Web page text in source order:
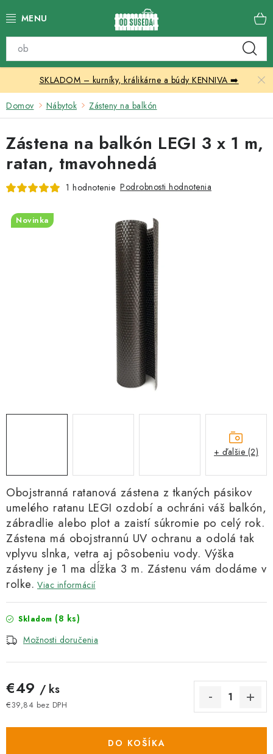
na
Katalóg produktov
Skleníky
Nábytok
Chovateľské potreby
Vonkajšia dlažba
SKLADOM – kurníky, králikárne a búdy KENNIVA ➡️
Domov Nábytok Zásteny na balkón
Obojstranná ratanová zástena z tkaných pásikov
umelého ratanu LEGI ozdobí a ochráni váš balkón,
zábradlie alebo plot a zaistí súkromie po celý rok.
Zástena má obojstrannú UV ochranu a odolá tak
vplyvu slnka, vetra aj pôsobeniu vody. Výška
zásteny je 1 ma dĺžka 3 m. Zástenu vám dodáme v
rolke. Viac informácií
Skladom (8 ks)
Možnosti doručenia
€49 / ks
€39,84 bez DPH
DO KOŠÍKA
Zástena na balkón LEGI 3 x 1 m,
ratan, tmavohnedá
1 hodnotenie Podrobnosti hodnotenia
Novinka
+ ďalšie (2)